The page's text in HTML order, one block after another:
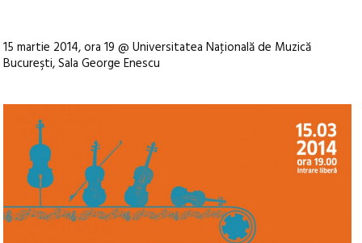
15 martie 2014, ora 19 @ Universitatea Naţională de Muzică
Bucureşti, Sala George Enescu